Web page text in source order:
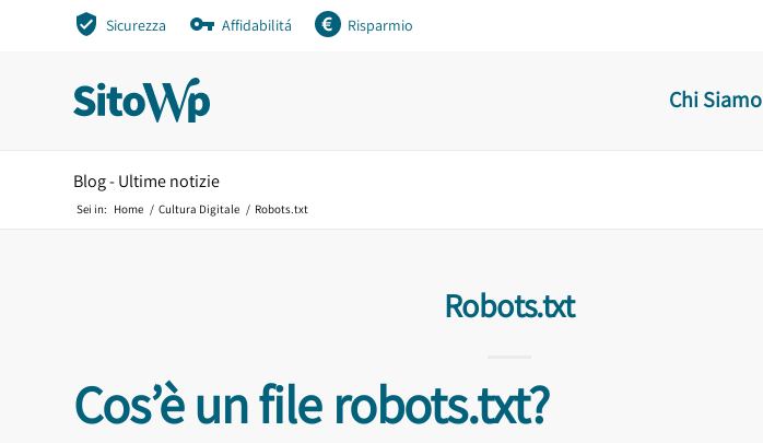
Sicurezza Affidabilitá Risparmio
Chi Siamo
Blog - Ultime notizie
Sei in: Home / Cultura Digitale / Robots.txt
Robots.txt
Cos’è un file robots.txt?